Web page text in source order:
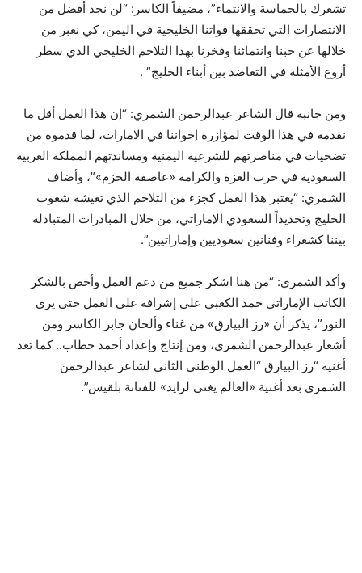
تشعرك بالحماسة والانتماء”، مضيفاً الكاسر: “لن نجد أفضل من
الانتصارات التي تحققها قواتنا الخليجية في اليمن، كي نعبر من
خلالها عن حبنا وانتمائنا وفخرنا بهذا التلاحم الخليجي الذي سطر
أروع الأمثلة في التعاضد بين أبناء الخليج” .
ومن جانبه قال الشاعر عبدالرحمن الشمري: “إن هذا العمل أقل ما
نقدمه في هذا الوقت لمؤازرة إخواننا في الامارات، لما قدموه من
تضحيات في مناصرتهم للشرعية اليمنية ومساندتهم المملكة العربية
السعودية في حرب العزة والكرامة «عاصفة الحزم»”، وأضاف
الشمري: “يعتبر هذا العمل كجزء من التلاحم الذي تعيشه شعوب
الخليج وتحديداً السعودي الإماراتي، من خلال المبادرات المتبادلة
بيننا كشعراء وفنانين سعوديين وإماراتيين”.
وأكد الشمري: “من هنا اشكر جميع من دعم العمل وأخص بالشكر
الكاتب الإماراتي حمد الكعبي على إشرافه على العمل حتى يرى
النور”، يذكر أن «رز البيارق» من غناء وألحان جابر الكاسر ومن
أشعار عبدالرحمن الشمري، ومن إنتاج وإعداد أحمد خطاب.. كما تعد
أغنية “رز البيارق “العمل الوطني الثاني لشاعر عبدالرحمن
الشمري بعد أغنية «العالم يغني لزايد» للفنانة بلقيس”.